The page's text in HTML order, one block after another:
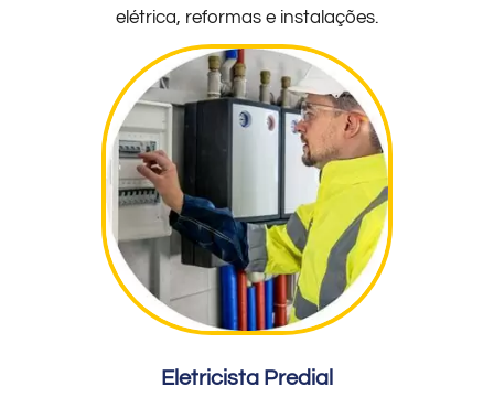
elétrica, reformas e instalações.
Eletricista Predial